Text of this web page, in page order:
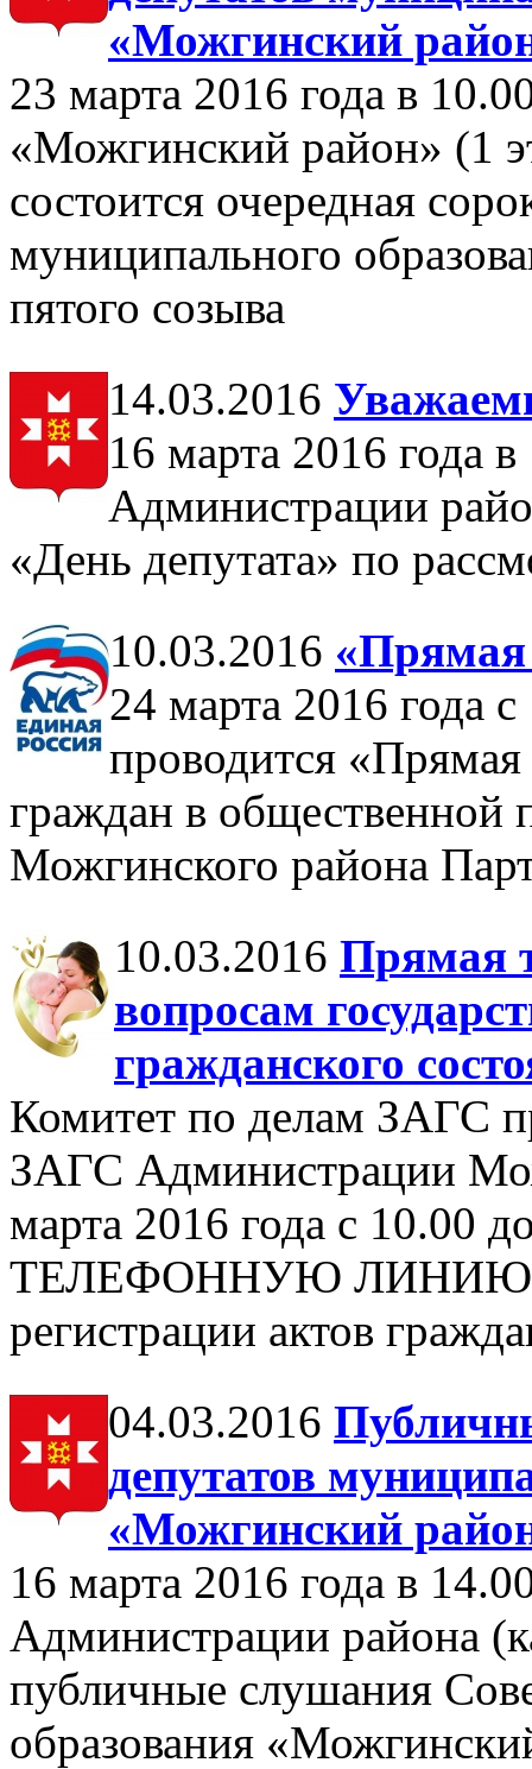
«Можгинский
23 марта 2016 года в
«Можгинский район» (1
состоится очередная
муниципального
пятого созыва
14.03.2016
16 марта 2016 года в
Администрации
«День депутата» по
10.03.2016 «Прямая
24 марта 2016 года
проводится
граждан в общественной
Можгинского района
10.03.2016 Прямая
вопросам
гражданского
Комитет по делам ЗАГС
ЗАГС Администрации
марта 2016 года с
ТЕЛЕФОННУЮ ЛИНИЮ по
регистрации актов
04.03.2016
депутатов
«Можгинский
16 марта 2016 года в
Администрации района
публичные слушания
образования